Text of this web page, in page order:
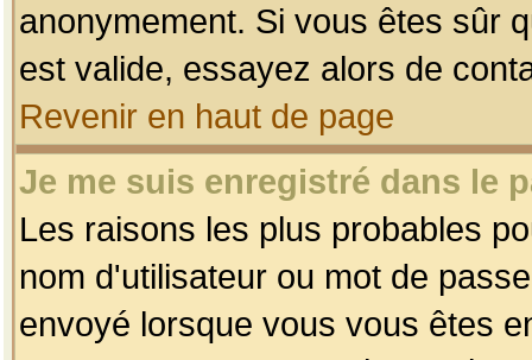
anonymement. Si vous êtes sûr
est valide, essayez alors de
Revenir en haut de page
Je me suis enregistré dans le
Les raisons les plus probables
nom d'utilisateur ou mot de
envoyé lorsque vous vous êtes